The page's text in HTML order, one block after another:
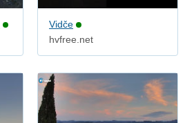
Vidče
hvfree.net